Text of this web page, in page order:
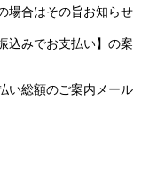
場合はその旨お知らせ
込みでお支払い】の案
い総額のご案内メール